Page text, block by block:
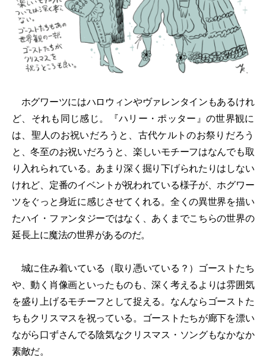
ホグワーツにはハロウィンやヴァレンタインもあるけれ
ど、それも同じ感じ。『ハリー・ポッター』の世界観に
は、聖人のお祝いだろうと、古代ケルトのお祭りだろう
と、冬至のお祝いだろうと、楽しいモチーフはなんでも取
り入れられている。あまり深く掘り下げられたりはしない
けれど、定番のイベントが祝われている様子が、ホグワー
ツをぐっと身近に感じさせてくれる。全くの異世界を描い
たハイ・ファンタジーではなく、あくまでこちらの世界の
延長上に魔法の世界があるのだ。
城に住み着いている（取り憑いている？）ゴーストたち
や、動く肖像画といったものも、深く考えるよりは雰囲気
を盛り上げるモチーフとして捉える。なんならゴーストた
ちもクリスマスを祝っている。ゴーストたちが廊下を漂い
ながら口ずさんでる陰気なクリスマス・ソングもなかなか
素敵だ。